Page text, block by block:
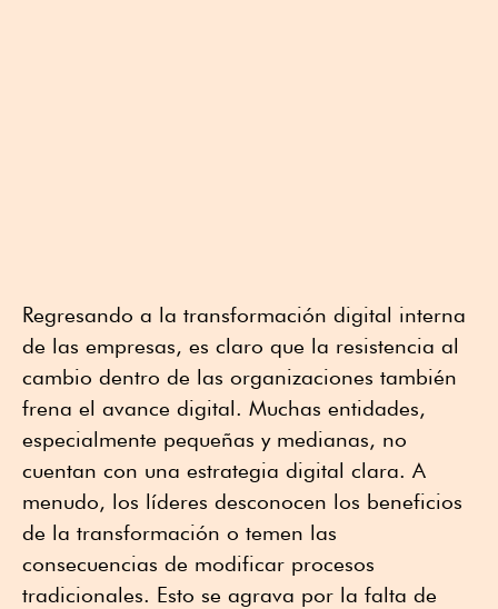
Regresando a la transformación digital interna
de las empresas, es claro que la resistencia al
cambio dentro de las organizaciones también
frena el avance digital. Muchas entidades,
especialmente pequeñas y medianas, no
cuentan con una estrategia digital clara. A
menudo, los líderes desconocen los beneficios
de la transformación o temen las
consecuencias de modificar procesos
tradicionales. Esto se agrava por la falta de